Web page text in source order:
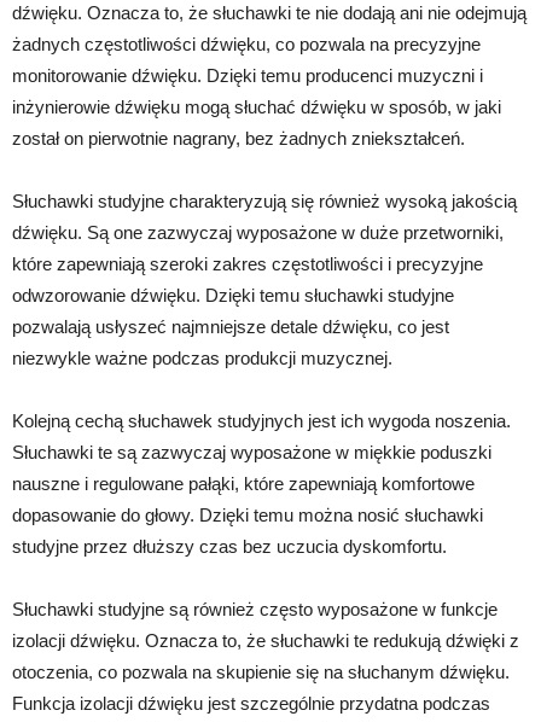
dźwięku. Oznacza to, że słuchawki te nie dodają ani nie odejmują
żadnych częstotliwości dźwięku, co pozwala na precyzyjne
monitorowanie dźwięku. Dzięki temu producenci muzyczni i
inżynierowie dźwięku mogą słuchać dźwięku w sposób, w jaki
został on pierwotnie nagrany, bez żadnych zniekształceń.
Słuchawki studyjne charakteryzują się również wysoką jakością
dźwięku. Są one zazwyczaj wyposażone w duże przetworniki,
które zapewniają szeroki zakres częstotliwości i precyzyjne
odwzorowanie dźwięku. Dzięki temu słuchawki studyjne
pozwalają usłyszeć najmniejsze detale dźwięku, co jest
niezwykle ważne podczas produkcji muzycznej.
Kolejną cechą słuchawek studyjnych jest ich wygoda noszenia.
Słuchawki te są zazwyczaj wyposażone w miękkie poduszki
nauszne i regulowane pałąki, które zapewniają komfortowe
dopasowanie do głowy. Dzięki temu można nosić słuchawki
studyjne przez dłuższy czas bez uczucia dyskomfortu.
Słuchawki studyjne są również często wyposażone w funkcje
izolacji dźwięku. Oznacza to, że słuchawki te redukują dźwięki z
otoczenia, co pozwala na skupienie się na słuchanym dźwięku.
Funkcja izolacji dźwięku jest szczególnie przydatna podczas